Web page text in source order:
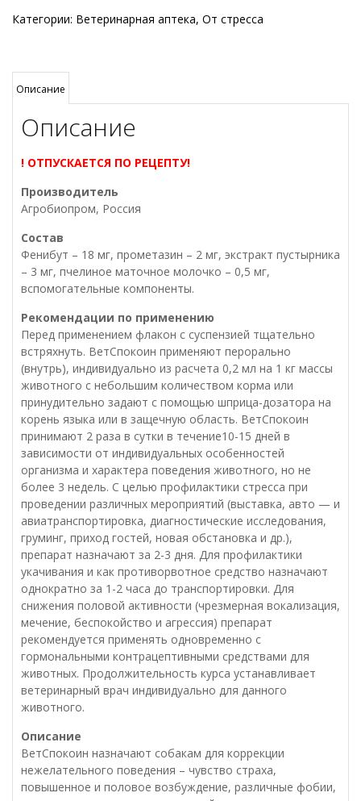
успокаивающее
средство
для
мелких
пород,
суспензия
Категории: Ветеринарная аптека, От стресса
Описание
Описание
! ОТПУСКАЕТСЯ ПО РЕЦЕПТУ!
Производитель
Агробиопром, Россия
Состав
Фенибут – 18 мг, прометазин – 2 мг, экстракт пустырника
– 3 мг, пчелиное маточное молочко – 0,5 мг,
вспомогательные компоненты.
Рекомендации по применению
Перед применением флакон с суспензией тщательно
встряхнуть. ВетСпокоин применяют перорально
(внутрь), индивидуально из расчета 0,2 мл на 1 кг массы
животного с небольшим количеством корма или
принудительно задают с помощью шприца-дозатора на
корень языка или в защечную область. ВетСпокоин
принимают 2 раза в сутки в течение10-15 дней в
зависимости от индивидуальных особенностей
организма и характера поведения животного, но не
более 3 недель. С целью профилактики стресса при
проведении различных мероприятий (выставка, авто — и
авиатранспортировка, диагностические исследования,
груминг, приход гостей, новая обстановка и др.),
препарат назначают за 2-3 дня. Для профилактики
укачивания и как противорвотное средство назначают
однократно за 1-2 часа до транспортировки. Для
снижения половой активности (чрезмерная вокализация,
мечение, беспокойство и агрессия) препарат
рекомендуется применять одновременно с
гормональными контрацептивными средствами для
животных. Продолжительность курса устанавливает
ветеринарный врач индивидуально для данного
животного.
Описание
ВетСпокоин назначают собакам для коррекции
нежелательного поведения – чувство страха,
повышенное и половое возбуждение, различные фобии,